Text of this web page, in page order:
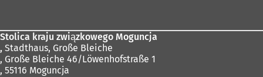
r
c
i
e
a
Stolica kraju związkowego Moguncja
, Stadthaus, Große Bleiche
, Große Bleiche 46/Löwenhofstraße 1
, 55116 Moguncja